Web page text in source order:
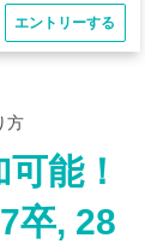
エントリーする
方
能！
卒, 28